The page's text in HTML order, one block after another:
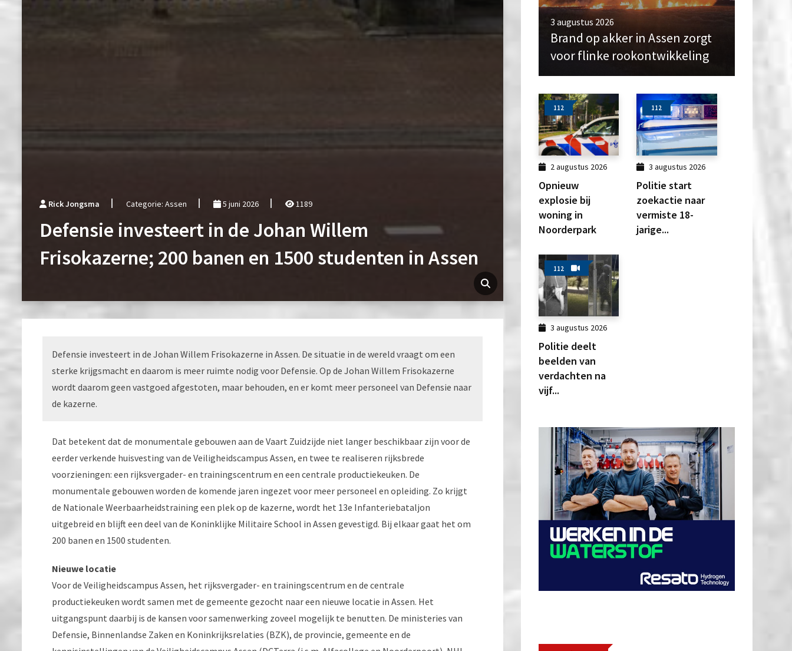
Rick Jongsma Categorie: Assen 5 juni 2026 1189
Defensie investeert in de Johan Willem
Frisokazerne; 200 banen en 1500 studenten in Assen
Defensie investeert in de Johan Willem Frisokazerne in Assen. De situatie in de wereld vraagt om een
sterke krijgsmacht en daarom is meer ruimte nodig voor Defensie. Op de Johan Willem Frisokazerne
wordt daarom geen vastgoed afgestoten, maar behouden, en er komt meer personeel van Defensie naar
de kazerne.
Dat betekent dat de monumentale gebouwen aan de Vaart Zuidzijde niet langer beschikbaar zijn voor de
eerder verkende huisvesting van de Veiligheidscampus Assen, en twee te realiseren rijksbrede
voorzieningen: een rijksvergader- en trainingscentrum en een centrale productiekeuken. De
monumentale gebouwen worden de komende jaren ingezet voor meer personeel en opleiding. Zo krijgt
de Nationale Weerbaarheidstraining een plek op de kazerne, wordt het 13e Infanteriebataljon
uitgebreid en blijft een deel van de Koninklijke Militaire School in Assen gevestigd. Bij elkaar gaat het om
200 banen en 1500 studenten.
Nieuwe locatie
Voor de Veiligheidscampus Assen, het rijksvergader- en trainingscentrum en de centrale
productiekeuken wordt samen met de gemeente gezocht naar een nieuwe locatie in Assen. Het
uitgangspunt daarbij is de kansen voor samenwerking zoveel mogelijk te benutten. De ministeries van
Defensie, Binnenlandse Zaken en Koninkrijksrelaties (BZK), de provincie, gemeente en de
3 augustus 2026
Brand op akker in Assen zorgt
voor flinke rookontwikkeling
112
2 augustus 2026
Opnieuw
explosie bij
woning in
Noorderpark
112
3 augustus 2026
Politie start
zoekactie naar
vermiste 18-
jarige...
112
3 augustus 2026
Politie deelt
beelden van
verdachten na
vijf...